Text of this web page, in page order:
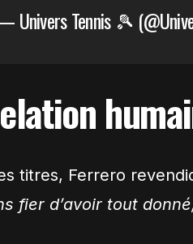
Univers Tennis 🎾
titres, Ferrero
fier d’avoir tout